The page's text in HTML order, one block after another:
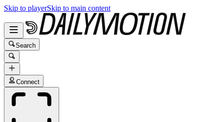
Skip to playerSkip to main content
Search
Connect